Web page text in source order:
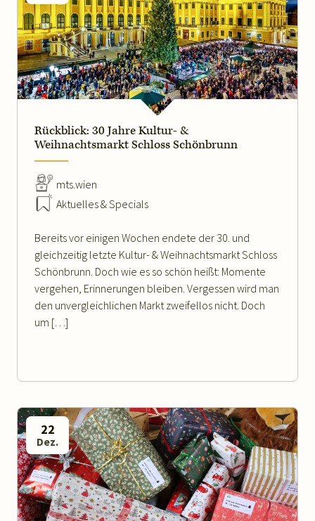
WEITERLESEN
Rückblick: 30 Jahre Kultur- &
Weihnachtsmarkt Schloss Schönbrunn
mts.wien
Aktuelles & Specials
Bereits vor einigen Wochen endete der 30. und
gleichzeitig letzte Kultur- & Weihnachtsmarkt Schloss
Schönbrunn. Doch wie es so schön heißt: Momente
vergehen, Erinnerungen bleiben. Vergessen wird man
den unvergleichlichen Markt zweifellos nicht. Doch
um […]
WEITERLESEN
22
Dez.